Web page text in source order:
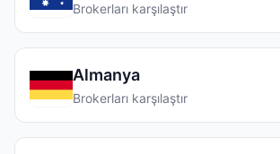
Brokerları karşılaştır
Almanya
Brokerları karşılaştır